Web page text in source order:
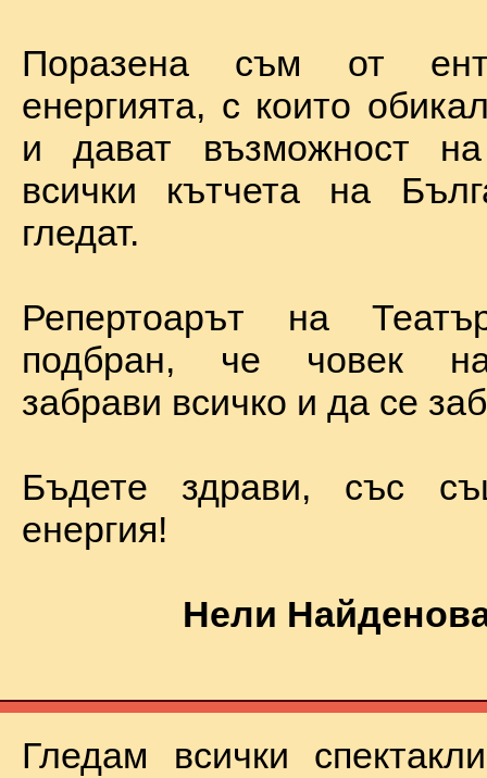
Поразена съм от
енергията, с които
и дават възможност
всички кътчета на
гледат.
Репертоарът на
подбран, че човек
забрави всичко и да се
Бъдете здрави, със
енергия!
Нели
Гледам всички